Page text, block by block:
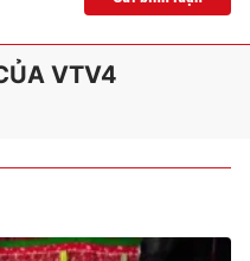
VTV4